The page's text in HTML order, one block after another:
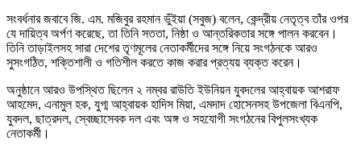
সংবর্ধনার জবাবে জি. এম. মজিবুর রহমান ভুঁইয়া (সবুজ) বলেন, কেন্দ্রীয় নেতৃত্ব তাঁর ওপর
যে দায়িত্ব অর্পণ করেছে, তা তিনি সততা, নিষ্ঠা ও আন্তরিকতার সঙ্গে পালন করবেন।
তিনি তাড়াইলসহ সারা দেশের তৃণমূলের নেতাকর্মীদের সঙ্গে নিয়ে সংগঠনকে আরও
সুসংগঠিত, শক্তিশালী ও গতিশীল করতে কাজ করার প্রত্যয় ব্যক্ত করেন।
অনুষ্ঠানে আরও উপস্থিত ছিলেন ২ নম্বর রাউতি ইউনিয়ন যুবদলের আহ্বায়ক আশরাফ
আহমেদ, এনামুল হক, যুগ্ম আহ্বায়ক হাদিস মিয়া, এমদাদ হোসেনসহ উপজেলা বিএনপি,
যুবদল, ছাত্রদল, স্বেচ্ছাসেবক দল এবং অঙ্গ ও সহযোগী সংগঠনের বিপুলসংখ্যক
নেতাকর্মী।